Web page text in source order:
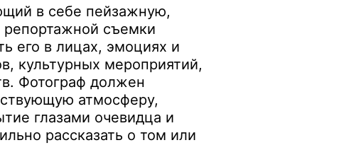
в себе пейзажную,
съемки
его в лицах, эмоциях и
культурных мероприятий,
Фотограф должен
атмосферу,
глазами очевидца и
рассказать о том или